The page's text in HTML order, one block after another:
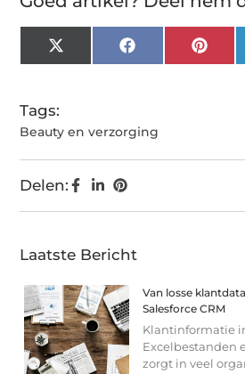
X
(Twitter)
Facebook
Tags:
Beauty en verzorging
Delen:
Laatste Bericht
Van losse
Salesforce CRM
Klantinformatie
Excelbestanden
zorgt in veel